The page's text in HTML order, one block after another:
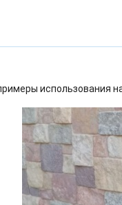
использования